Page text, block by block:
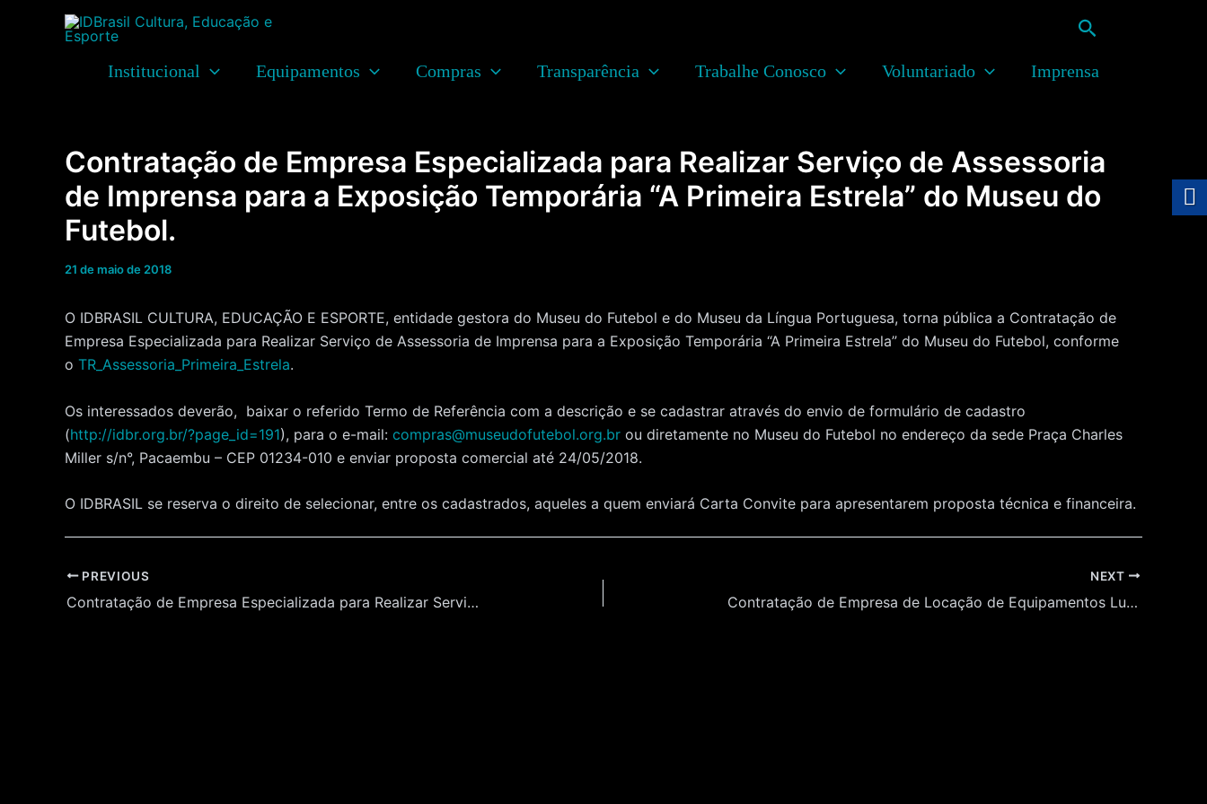
Pesquisar
Institucional Equipamentos Compras Transparência Trabalhe Conosco Voluntariado Imprensa
Contratação de Empresa Especializada para Realizar Serviço de Assessoria
de Imprensa para a Exposição Temporária “A Primeira Estrela” do Museu do
Futebol.
21 de maio de 2018
O IDBRASIL CULTURA, EDUCAÇÃO E ESPORTE, entidade gestora do Museu do Futebol e do Museu da Língua Portuguesa, torna pública a Contratação de
Empresa Especializada para Realizar Serviço de Assessoria de Imprensa para a Exposição Temporária “A Primeira Estrela” do Museu do Futebol, conforme
o TR_Assessoria_Primeira_Estrela.
Os interessados deverão, baixar o referido Termo de Referência com a descrição e se cadastrar através do envio de formulário de cadastro
(http://idbr.org.br/?page_id=191), para o e-mail: compras@museudofutebol.org.br ou diretamente no Museu do Futebol no endereço da sede Praça Charles
Miller s/n°, Pacaembu – CEP 01234-010 e enviar proposta comercial até 24/05/2018.
O IDBRASIL se reserva o direito de selecionar, entre os cadastrados, aqueles a quem enviará Carta Convite para apresentarem proposta técnica e financeira.
Post
navigation
PREVIOUS
Contratação de Empresa Especializada para Realizar Serviço de Conteúdo de Mídias Digitais para a Exposição Temporária “A Primeira Estrela” do Museu do Futebol.
NEXT
Contratação de Empresa de Locação de Equipamentos Luminotécnicos – para a exposição “A Primeira Estrela”.